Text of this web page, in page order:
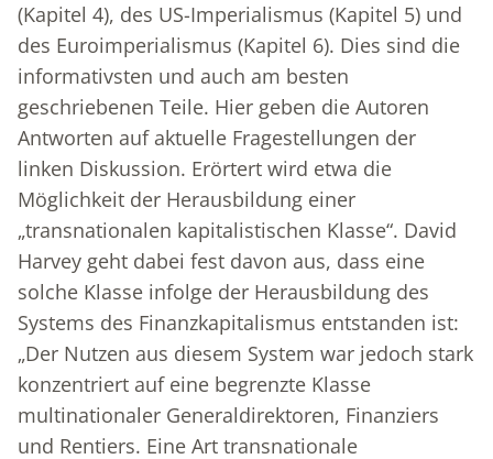
(Kapitel 4), des US-Imperialismus (Kapitel 5) und
des Euroimperialismus (Kapitel 6). Dies sind die
informativsten und auch am besten
geschriebenen Teile. Hier geben die Autoren
Antworten auf aktuelle Fragestellungen der
linken Diskussion. Erörtert wird etwa die
Möglichkeit der Herausbildung einer
„transnationalen kapitalistischen Klasse“. David
Harvey geht dabei fest davon aus, dass eine
solche Klasse infolge der Herausbildung des
Systems des Finanzkapitalismus entstanden ist:
„Der Nutzen aus diesem System war jedoch stark
konzentriert auf eine begrenzte Klasse
multinationaler Generaldirektoren, Finanziers
und Rentiers. Eine Art transnationale